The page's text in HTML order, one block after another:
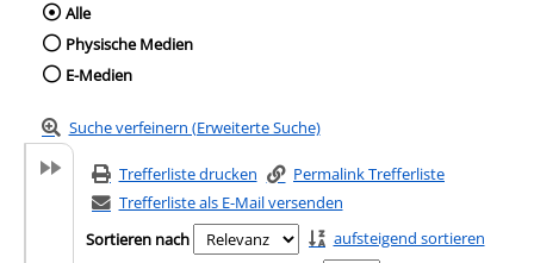
Wählen Sie die Medienart nach der Sie
Alle
Physische Medien
E-Medien
Suche verfeinern (Erweiterte Suche)
Trefferliste drucken
Permalink Trefferliste
Trefferliste als E-Mail versenden
Sortieren nach
aufsteigend sortieren